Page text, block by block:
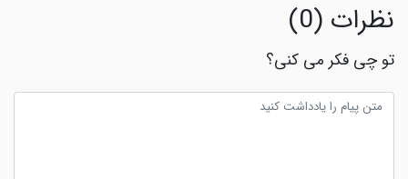
نظرات (0)
تو چی فکر می کنی؟